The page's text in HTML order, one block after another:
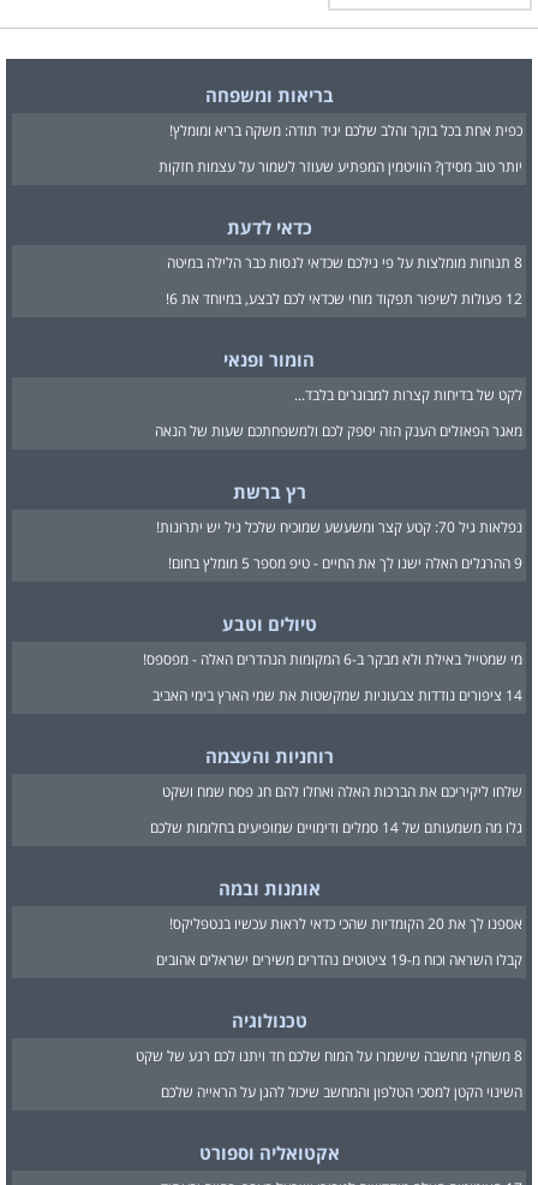
בריאות ומשפחה
כפית אחת בכל בוקר והלב שלכם יגיד תודה: משקה בריא ומומלץ!
יותר טוב מסידן? הוויטמין המפתיע שעוזר לשמור על עצמות חזקות
כדאי לדעת
8 תנוחות מומלצות על פי גילכם שכדאי לנסות כבר הלילה במיטה
12 פעולות לשיפור תפקוד מוחי שכדאי לכם לבצע, במיוחד את 6!
הומור ופנאי
לקט של בדיחות קצרות למבוגרים בלבד...
מאגר הפאזלים הענק הזה יספק לכם ולמשפחתכם שעות של הנאה
רץ ברשת
נפלאות גיל 70: קטע קצר ומשעשע שמוכיח שלכל גיל יש יתרונות!
9 ההרגלים האלה ישנו לך את החיים - טיפ מספר 5 מומלץ בחום!
טיולים וטבע
מי שמטייל באילת ולא מבקר ב-6 המקומות הנהדרים האלה - מפספס!
14 ציפורים נודדות צבעוניות שמקשטות את שמי הארץ בימי האביב
רוחניות והעצמה
שלחו ליקיריכם את הברכות האלה ואחלו להם חג פסח שמח ושקט
גלו מה משמעותם של 14 סמלים ודימויים שמופיעים בחלומות שלכם
אומנות ובמה
אספנו לך את 20 הקומדיות שהכי כדאי לראות עכשיו בנטפליקס!
קבלו השראה וכוח מ-19 ציטוטים נהדרים משירים ישראלים אהובים
טכנולוגיה
8 משחקי מחשבה שישמרו על המוח שלכם חד ויתנו לכם רגע של שקט
השינוי הקטן למסכי הטלפון והמחשב שיכול להגן על הראייה שלכם
אקטואליה וספורט